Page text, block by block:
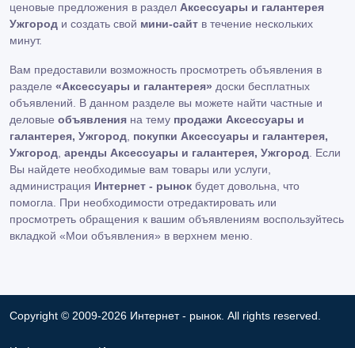
ценовые предложения в раздел Аксессуары и галантерея
Ужгород и создать свой мини-сайт в течение нескольких
минут.
Вам предоставили возможность просмотреть объявления в
разделе «Аксессуары и галантерея» доски бесплатных
объявлений. В данном разделе вы можете найти частные и
деловые объявления на тему продажи Аксессуары и
галантерея, Ужгород покупки Аксессуары и галантерея,
Ужгород аренды Аксессуары и галантерея, Ужгород . Если
Вы найдете необходимые вам товары или услуги,
администрация Интернет - рынок будет довольна, что
помогла. При необходимости отредактировать или
просмотреть обращения к вашим объявлениям воспользуйтесь
вкладкой «Мои объявления» в верхнем меню.
Copyright © 2009-2026 Интернет - рынок. All rights reserved.